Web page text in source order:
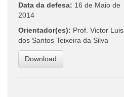
Data da defesa: 16 de Maio de
2014
Orientador(es): Prof. Victor Luis
dos Santos Teixeira da Silva
Download